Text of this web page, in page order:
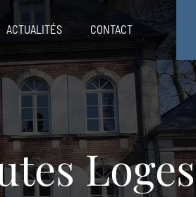
ACTUALITÉS CONTACT
Loges